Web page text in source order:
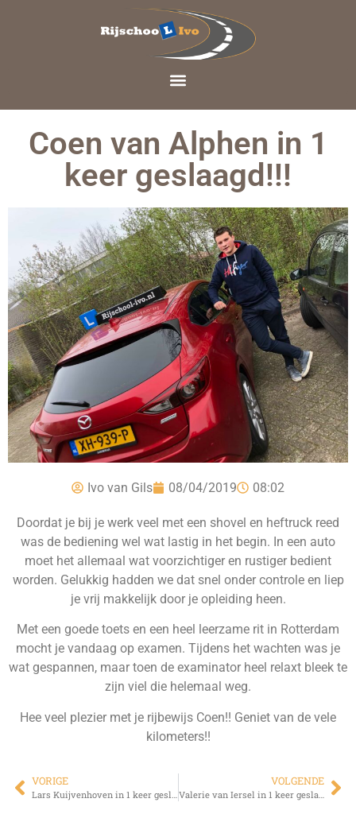
Coen van Alphen in 1
keer geslaagd!!!
Ivo van Gils 08/04/2019 08:02
Doordat je bij je werk veel met een shovel en heftruck reed
was de bediening wel wat lastig in het begin. In een auto
moet het allemaal wat voorzichtiger en rustiger bedient
worden. Gelukkig hadden we dat snel onder controle en liep
je vrij makkelijk door je opleiding heen.
Met een goede toets en een heel leerzame rit in Rotterdam
mocht je vandaag op examen. Tijdens het wachten was je
wat gespannen, maar toen de examinator heel relaxt bleek te
zijn viel die helemaal weg.
Hee veel plezier met je rijbewijs Coen!! Geniet van de vele
kilometers!!
VORIGE
Lars Kuijvenhoven in 1 keer geslaagd!!!
VOLGENDE
Valerie van Iersel in 1 keer geslaagd!!!